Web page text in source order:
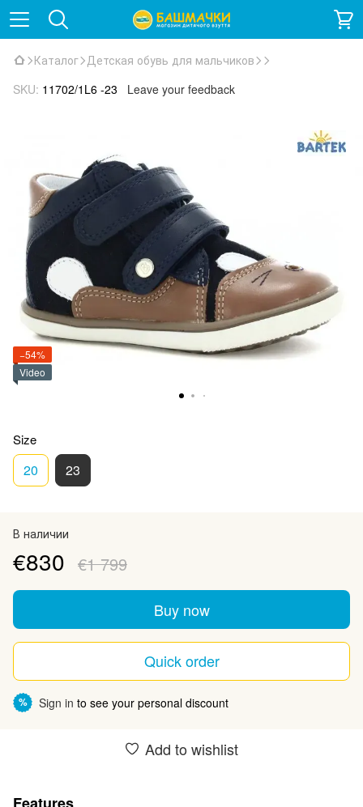
Каталог Детская обувь для мальчиков
SKU: 11702/1L6 -23 Leave your feedback
−54%
Video
Size
20 23
В наличии
€830 €1 799
Buy now
Quick order
% Sign in to see your personal discount
Add to wishlist
Features